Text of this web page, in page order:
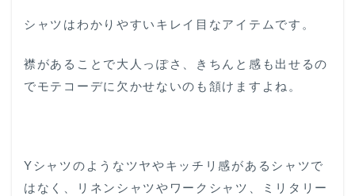
シャツはわかりやすいキレイ目なアイテムです。
襟があることで大人っぽさ、きちんと感も出せるの
でモテコーデに欠かせないのも頷けますよね。
Yシャツのようなツヤやキッチリ感があるシャツで
はなく、リネンシャツやワークシャツ、ミリタリー